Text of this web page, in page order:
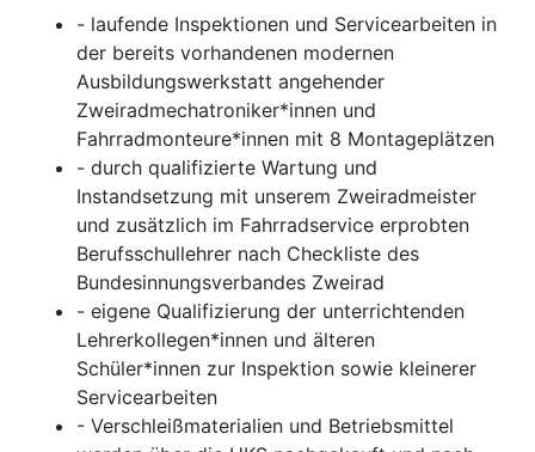
- laufende Inspektionen und Servicearbeiten in
der bereits vorhandenen modernen
Ausbildungswerkstatt angehender
Zweiradmechatroniker*innen und
Fahrradmonteure*innen mit 8 Montageplätzen
- durch qualifizierte Wartung und
Instandsetzung mit unserem Zweiradmeister
und zusätzlich im Fahrradservice erprobten
Berufsschullehrer nach Checkliste des
Bundesinnungsverbandes Zweirad
- eigene Qualifizierung der unterrichtenden
Lehrerkollegen*innen und älteren
Schüler*innen zur Inspektion sowie kleinerer
Servicearbeiten
- Verschleißmaterialien und Betriebsmittel